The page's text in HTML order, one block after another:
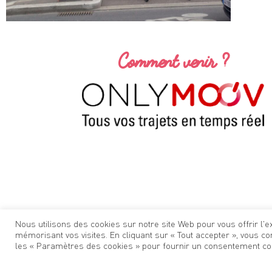
Comment venir ?
Nous utilisons des cookies sur notre site Web pour vous offrir
mémorisant vos visites. En cliquant sur « Tout accepter », vous
les « Paramètres des cookies » pour fournir un consentement